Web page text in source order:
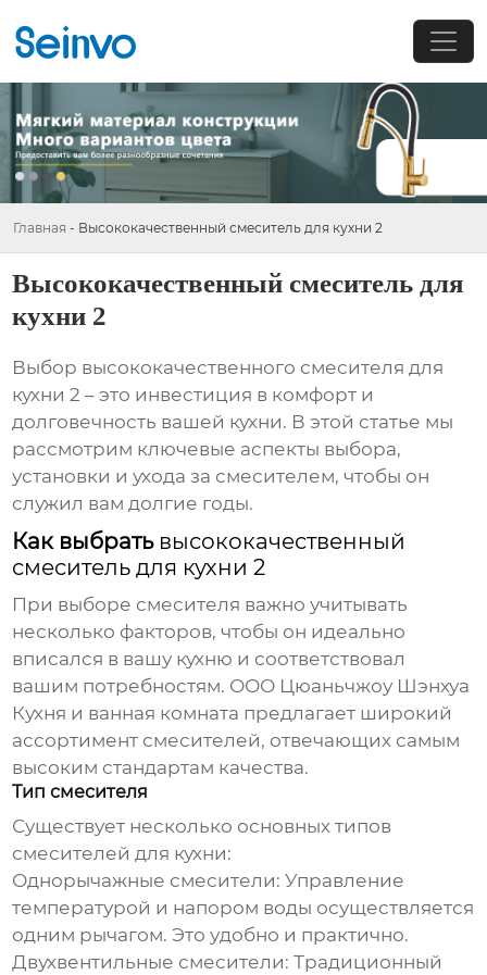
Главная - Высококачественный смеситель для кухни 2
Высококачественный смеситель для
кухни 2
Выбор высококачественного смесителя для
кухни 2 – это инвестиция в комфорт и
долговечность вашей кухни. В этой статье мы
рассмотрим ключевые аспекты выбора,
установки и ухода за смесителем, чтобы он
служил вам долгие годы.
Как выбрать высококачественный
смеситель для кухни 2
При выборе смесителя важно учитывать
несколько факторов, чтобы он идеально
вписался в вашу кухню и соответствовал
вашим потребностям. ООО Цюаньчжоу Шэнхуа
Кухня и ванная комната предлагает широкий
ассортимент смесителей, отвечающих самым
высоким стандартам качества.
Тип смесителя
Существует несколько основных типов
смесителей для кухни:
Однорычажные смесители: Управление
температурой и напором воды осуществляется
одним рычагом. Это удобно и практично.
Двухвентильные смесители: Традиционный